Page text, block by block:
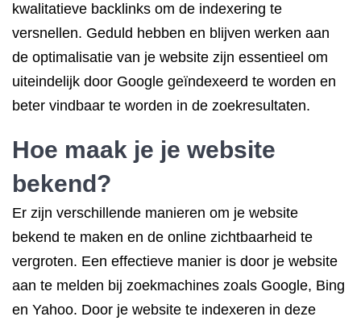
kwalitatieve backlinks om de indexering te
versnellen. Geduld hebben en blijven werken aan
de optimalisatie van je website zijn essentieel om
uiteindelijk door Google geïndexeerd te worden en
beter vindbaar te worden in de zoekresultaten.
Hoe maak je je website
bekend?
Er zijn verschillende manieren om je website
bekend te maken en de online zichtbaarheid te
vergroten. Een effectieve manier is door je website
aan te melden bij zoekmachines zoals Google, Bing
en Yahoo. Door je website te indexeren in deze